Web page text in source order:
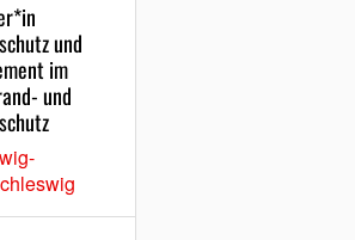
und
im
und